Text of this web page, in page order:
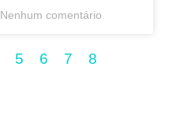
Nenhum comentário
5 6 7 8